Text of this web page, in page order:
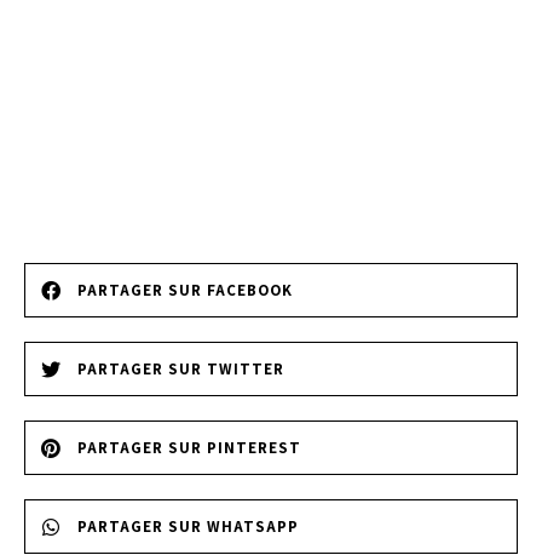
PARTAGER SUR FACEBOOK
PARTAGER SUR TWITTER
PARTAGER SUR PINTEREST
PARTAGER SUR WHATSAPP